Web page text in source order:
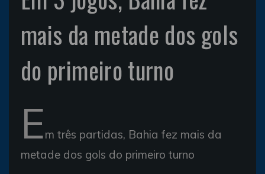
mais da metade dos gols
do primeiro turno
Em três partidas, Bahia fez mais da
metade dos gols do primeiro turno